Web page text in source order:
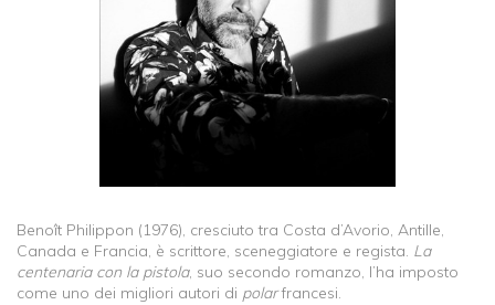
Benoît Philippon (1976), cresciuto tra Costa d’Avorio, Antille,
Canada e Francia, è scrittore, sceneggiatore e regista. La
centenaria con la pistola, suo secondo romanzo, l’ha imposto
come uno dei migliori autori di polarfrancesi.